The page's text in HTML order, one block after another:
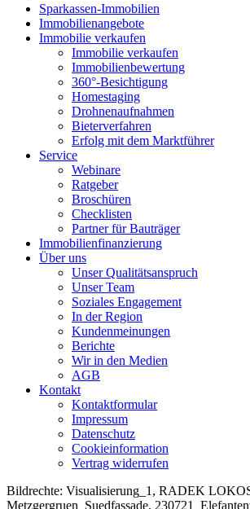
Sparkassen-Immobilien
Immobilienangebote
Immobilie verkaufen
Immobilie verkaufen
Immobilienbewertung
360°-Besichtigung
Homestaging
Drohnenaufnahmen
Bieterverfahren
Erfolg mit dem Marktführer
Service
Webinare
Ratgeber
Broschüren
Checklisten
Partner für Bauträger
Immobilienfinanzierung
Über uns
Unser Qualitätsanspruch
Unser Team
Soziales Engagement
In der Region
Kundenmeinungen
Berichte
Wir in den Medien
AGB
Kontakt
Kontaktformular
Impressum
Datenschutz
Cookieinformation
Vertrag widerrufen
Bildrechte: Visualisierung_1, RADEK
Metzgergruen_Suedfassade,